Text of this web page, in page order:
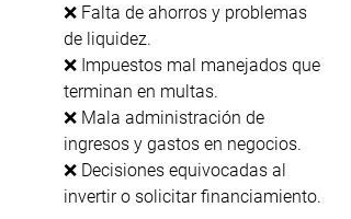
❌ Falta de ahorros y problemas
de liquidez.
❌ Impuestos mal manejados que
terminan en multas.
❌ Mala administración de
ingresos y gastos en negocios.
❌ Decisiones equivocadas al
invertir o solicitar financiamiento.